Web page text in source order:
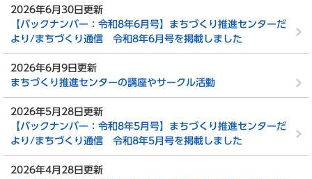
2026年6月30日更新
【バックナンバー：令和8年6月号】まちづくり推進センターだ
より/まちづくり通信 令和8年6月号を掲載しました
2026年6月9日更新
まちづくり推進センターの講座やサークル活動
2026年5月28日更新
【バックナンバー：令和8年5月号】まちづくり推進センターだ
より/まちづくり通信 令和8年5月号を掲載しました
2026年4月28日更新